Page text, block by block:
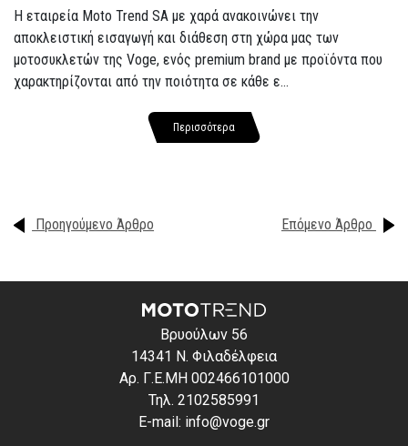
Η εταιρεία Moto Trend SA με χαρά ανακοινώνει την
αποκλειστική εισαγωγή και διάθεση στη χώρα μας των
μοτοσυκλετών της Voge, ενός premium brand με προϊόντα που
χαρακτηρίζονται από την ποιότητα σε κάθε ε...
Περισσότερα
Προηγούμενο Άρθρο Επόμενο Άρθρο
Βρυούλων 56
14341 Ν. Φιλαδέλφεια
Αρ. Γ.Ε.ΜΗ 002466101000
Τηλ. 2102585991
E-mail: info@voge.gr